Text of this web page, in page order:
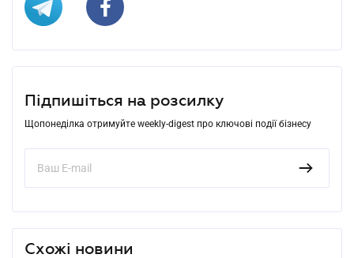
Підпишіться на розсилку
Щопонеділка отримуйте weekly-digest про ключові події бізнесу
Схожі новини